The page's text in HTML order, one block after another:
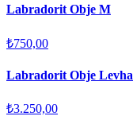
Labradorit Obje M
₺750,00
Labradorit Obje Levha
₺3.250,00